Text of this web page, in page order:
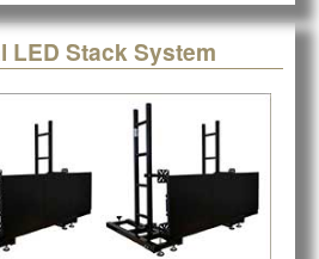
LED Stack System